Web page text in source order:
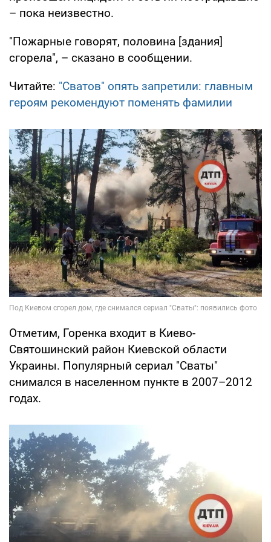
– пока неизвестно.
"Пожарные говорят, половина [здания]
сгорела", – сказано в сообщении.
Читайте: "Сватов" опять запретили: главным
героям рекомендуют поменять фамилии
Отметим, Горенка входит в Киево-
Святошинский район Киевской области
Украины. Популярный сериал "Сваты"
снимался в населенном пункте в 2007–2012
годах.